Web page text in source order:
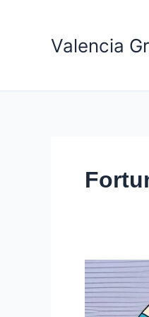
contenidoValencia
🚀
Cómo
se